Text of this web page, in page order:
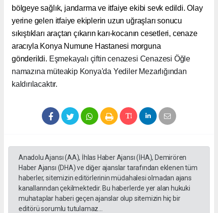
bölgeye sağlık, jandarma ve itfaiye ekibi sevk edildi. Olay
yerine gelen itfaiye ekiplerin uzun uğraşları sonucu
sıkıştıkları araçtan çıkarın karı-kocanın cesetleri, cenaze
aracıyla Konya Numune Hastanesi morguna
gönderildi. Eşmekayalı çiftin cenazesi Cenazesi Öğle
namazına müteakip Konya'da Yediler Mezarlığından
kaldırılacaktır.
Anadolu Ajansı (AA), İhlas Haber Ajansı (İHA), Demirören
Haber Ajansı (DHA) ve diğer ajanslar tarafından eklenen tüm
haberler, sitemizin editörlerinin müdahalesi olmadan ajans
kanallarından çekilmektedir. Bu haberlerde yer alan hukuki
muhataplar haberi geçen ajanslar olup sitemizin hiç bir
editörü sorumlu tutulamaz...